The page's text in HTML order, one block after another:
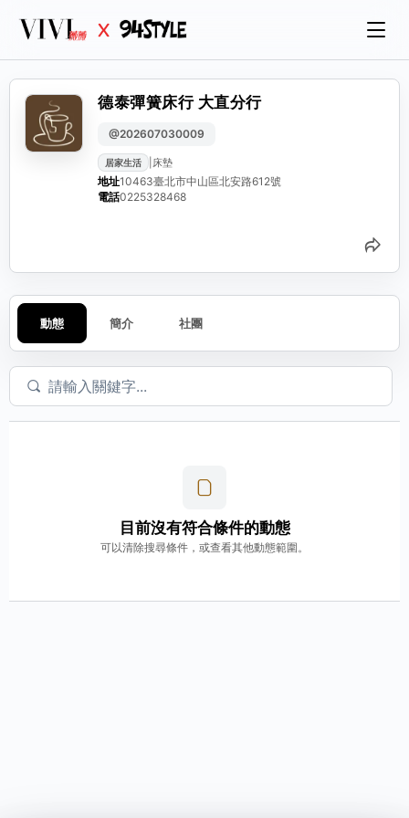
德泰彈簧床行 大直分行
@202607030009
居家生活 床墊
地址10463臺北市中山區北安路612號
電話0225328468
分
動態 簡介 社團
目前沒有符合條件的動態
可以清除搜尋條件，或查看其他動態範圍。